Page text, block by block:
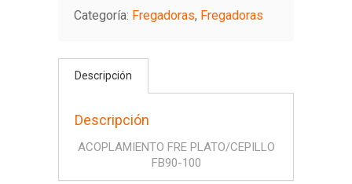
Categoría: Fregadoras, Fregadoras
Descripción
Descripción
ACOPLAMIENTO FRE PLATO/CEPILLO
FB90-100